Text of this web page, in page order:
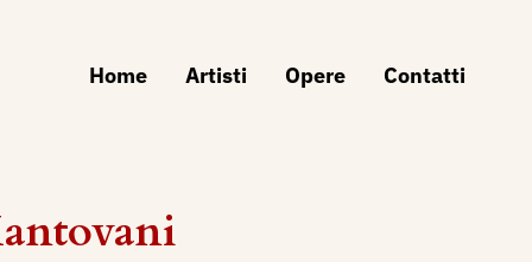
Home Artisti Opere Contatti